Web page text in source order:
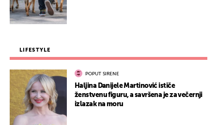
LIFESTYLE
POPUT SIRENE
Haljina Danijele Martinović ističe
ženstvenu figuru, a savršena je za večernji
izlazak na moru